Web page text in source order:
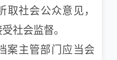
取社会公众意见，
社会监督。
主管部门应当会